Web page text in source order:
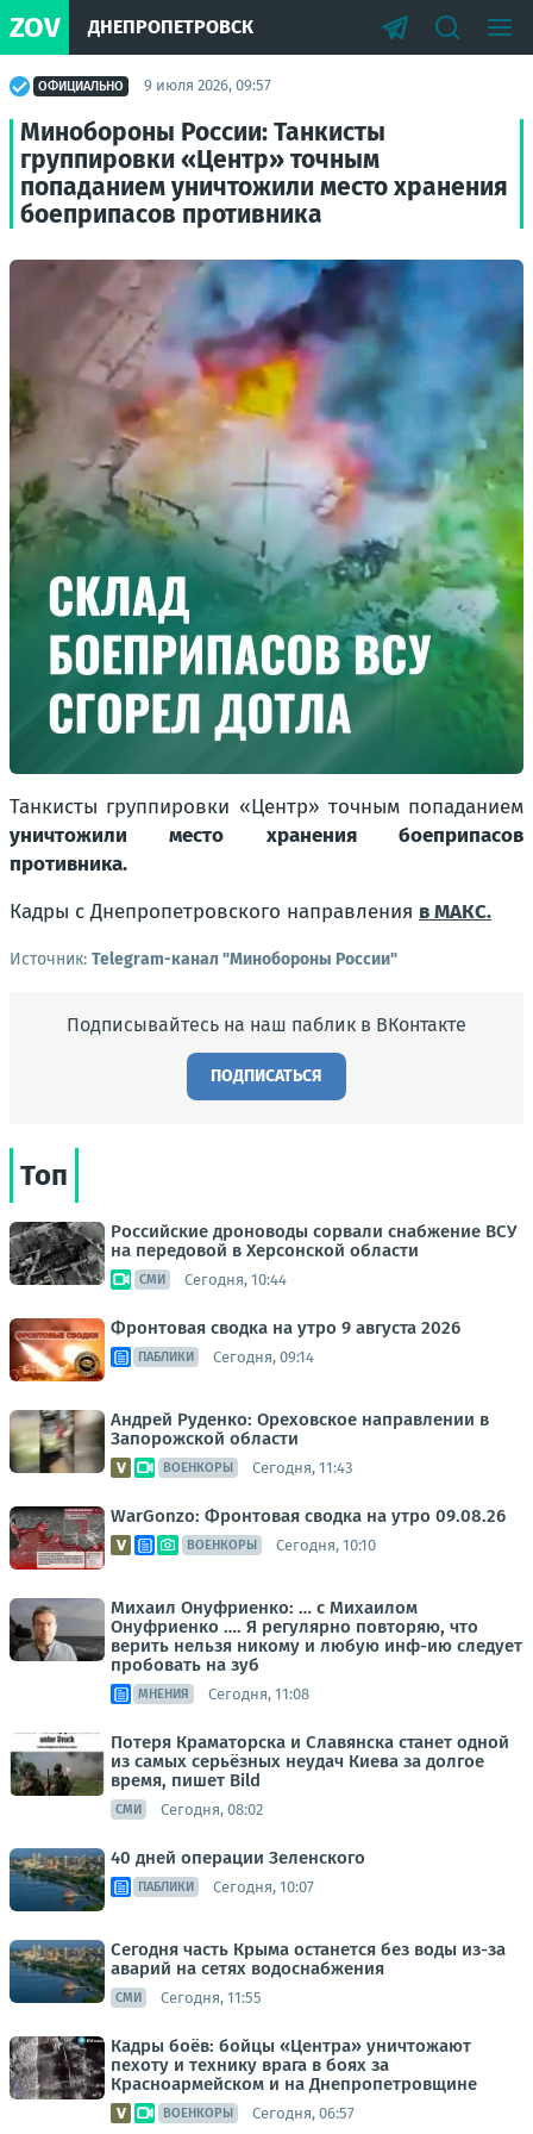
ZOV ДНЕПРОПЕТРОВСК
ОФИЦИАЛЬНО 9 июля 2026, 09:57
Минобороны России: Танкисты
группировки «Центр» точным
попаданием уничтожили место хранения
боеприпасов противника
Танкисты группировки «Центр» точным попаданием
уничтожили место хранения боеприпасов
противника.
Кадры с Днепропетровского направления в МАКС.
Источник: Telegram-канал "Минобороны России"
Подписывайтесь на наш паблик в ВКонтакте
ПОДПИСАТЬСЯ
Топ
Российские дроноводы сорвали снабжение ВСУ
на передовой в Херсонской области
СМИ Сегодня, 10:44
Фронтовая сводка на утро 9 августа 2026
ПАБЛИКИ Сегодня, 09:14
Андрей Руденко: Ореховское направлении в
Запорожской области
ВОЕНКОРЫ Сегодня, 11:43
WarGonzo: Фронтовая сводка на утро 09.08.26
ВОЕНКОРЫ Сегодня, 10:10
Михаил Онуфриенко: … с Михаилом
Онуфриенко …. Я регулярно повторяю, что
верить нельзя никому и любую инф-ию следует
пробовать на зуб
МНЕНИЯ Сегодня, 11:08
Потеря Краматорска и Славянска станет одной
из самых серьёзных неудач Киева за долгое
время, пишет Bild
СМИ Сегодня, 08:02
40 дней операции Зеленского
ПАБЛИКИ Сегодня, 10:07
Сегодня часть Крыма останется без воды из-за
аварий на сетях водоснабжения
СМИ Сегодня, 11:55
Кадры боёв: бойцы «Центра» уничтожают
пехоту и технику врага в боях за
Красноармейском и на Днепропетровщине
ВОЕНКОРЫ Сегодня, 06:57